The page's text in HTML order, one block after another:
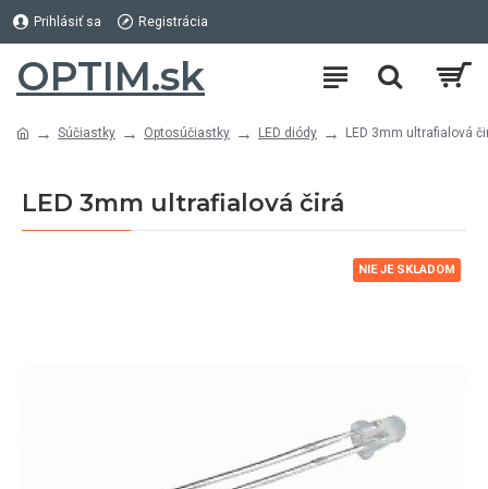
Prihlásiť sa Registrácia
OPTIM.sk
Súčiastky Optosúčiastky LED diódy LED 3mm ultrafialová
LED 3mm ultrafialová čirá
NIE JE SKLADOM